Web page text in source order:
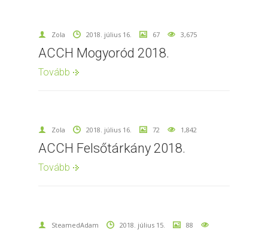
Zola 2018. július 16. 67 3,675
ACCH Mogyoród 2018.
Tovább
Zola 2018. július 16. 72 1,842
ACCH Felsőtárkány 2018.
Tovább
SteamedAdam 2018. július 15.
88